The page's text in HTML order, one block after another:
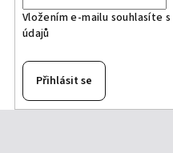
Vložením e-mailu souhlasíte s
údajů
Přihlásit se